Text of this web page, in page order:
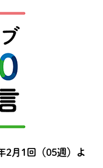
2月1回（05週）よ